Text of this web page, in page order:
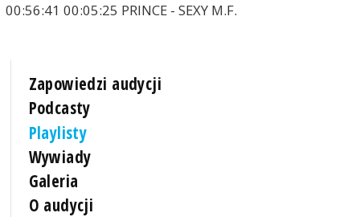
00:56:41 00:05:25 PRINCE - SEXY M.F.
Zapowiedzi audycji
Podcasty
Playlisty
Wywiady
Galeria
O audycji